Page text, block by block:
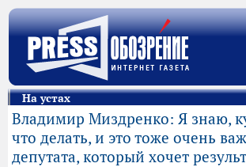
На устах
Владимир Миздренко: Я знаю,
что делать, и это тоже очень
депутата, который хочет